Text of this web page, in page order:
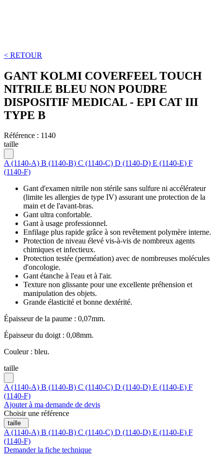
< RETOUR
GANT KOLMI COVERFEEL TOUCH
NITRILE BLEU NON POUDRE
DISPOSITIF MEDICAL - EPI CAT III
TYPE B
Référence : 1140
taille
A (1140-A) B (1140-B) C (1140-C) D (1140-D) E (1140-E) F
(1140-F)
Gant d'examen nitrile non stérile sans sulfure ni accélérateur
(limite les allergies de type IV) assurant une protection de la
main et de l'avant-bras.
Gant ultra confortable.
Gant à usage professionnel.
Enfilage plus rapide grâce à son revêtement polymère interne.
Protection de niveau élevé vis-à-vis de nombreux agents
chimiques et infectieux.
Protection testée (perméation) avec de nombreuses molécules
d'oncologie.
Gant étanche à l'eau et à l'air.
Texture non glissante pour une excellente préhension et
manipulation des objets.
Grande élasticité et bonne dextérité.
Épaisseur de la paume : 0,07mm.
Épaisseur du doigt : 0,08mm.
Couleur : bleu.
taille
A (1140-A) B (1140-B) C (1140-C) D (1140-D) E (1140-E) F
(1140-F)
Ajouter à ma demande de devis
Choisir une référence
taille
A (1140-A) B (1140-B) C (1140-C) D (1140-D) E (1140-E) F
(1140-F)
Demander la fiche technique